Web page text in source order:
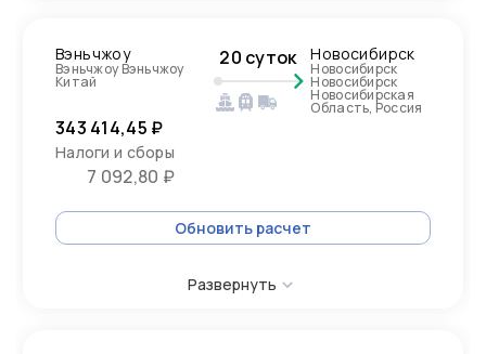
Вэньчжоу
Вэньчжоу Вэньчжоу
Китай
20 суток Новосибирск
Новосибирск
Новосибирск
Новосибирская
Область, Россия
343 414,45 ₽
Налоги и сборы
7 092,80 ₽
Обновить расчет
Развернуть